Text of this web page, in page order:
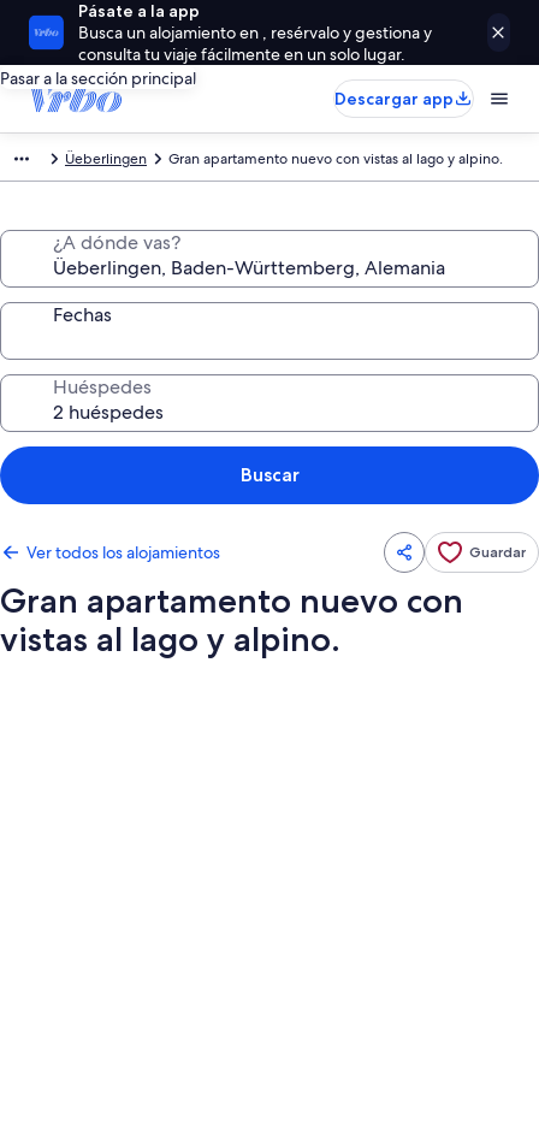
Pásate a la app
Busca un alojamiento en , resérvalo y gestiona y
consulta tu viaje fácilmente en un solo lugar.
Pasar a la sección principal
Descargar app
Üeberlingen Gran apartamento nuevo con vistas al lago y alpino.
¿A dónde vas?
Fechas
Huéspedes
Buscar
Ver todos los alojamientos Guardar
Gran apartamento nuevo con
vistas al lago y alpino.